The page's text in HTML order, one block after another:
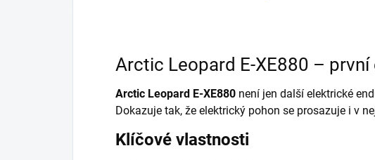
Arctic Leopard E-XE880 –
Arctic Leopard E-XE880 není jen další elektrické
Dokazuje tak, že elektrický pohon se prosazuje i v
Klíčové vlastnosti